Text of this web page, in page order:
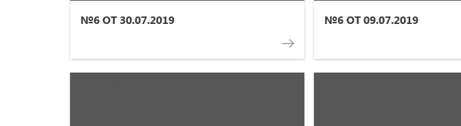
№6 ОТ 30.07.2019 №6 ОТ 09.07.2019